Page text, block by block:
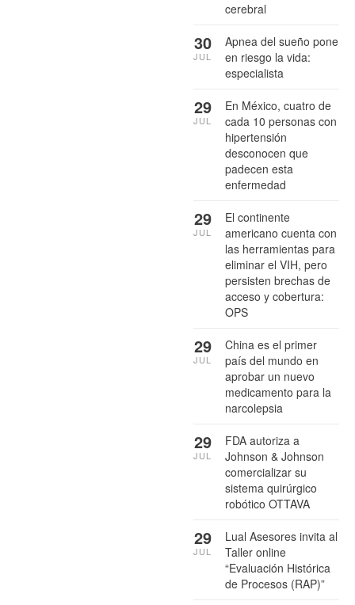
cerebral
Apnea del sueño pone
en riesgo la vida:
especialista
30
JUL
En México, cuatro de
cada 10 personas con
hipertensión
desconocen que
padecen esta
enfermedad
29
JUL
El continente
americano cuenta con
las herramientas para
eliminar el VIH, pero
persisten brechas de
acceso y cobertura:
OPS
29
JUL
China es el primer
país del mundo en
aprobar un nuevo
medicamento para la
narcolepsia
29
JUL
FDA autoriza a
Johnson & Johnson
comercializar su
sistema quirúrgico
robótico OTTAVA
29
JUL
Lual Asesores invita al
Taller online
“Evaluación Histórica
de Procesos (RAP)”
29
JUL